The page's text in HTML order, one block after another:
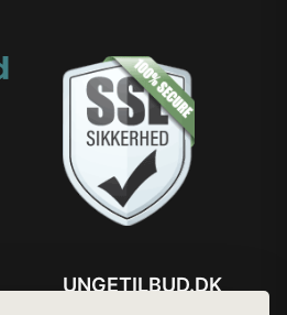
UNGETILBUD.DK